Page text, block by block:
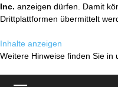
Inc. anzeigen dürfen. Damit
Drittplattformen übermittelt
Inhalte anzeigen
Weitere Hinweise finden Sie in